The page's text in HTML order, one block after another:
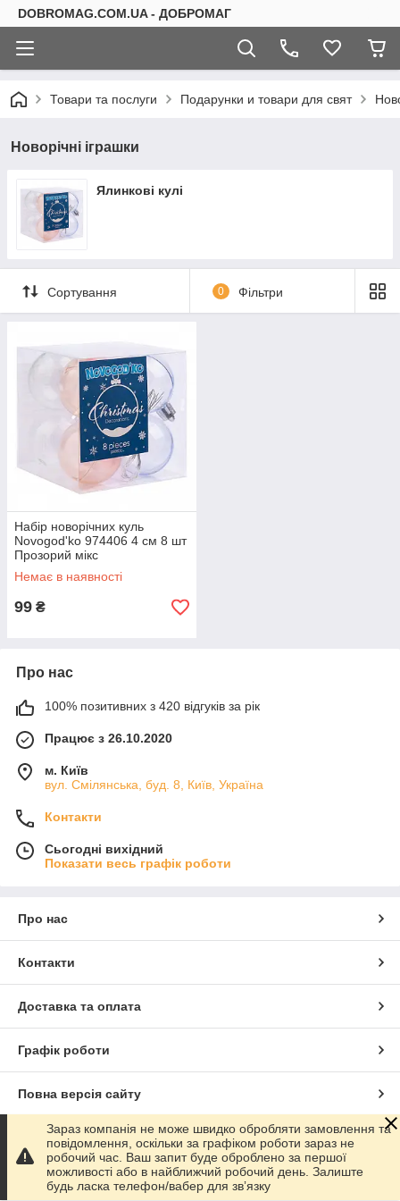
DOBROMAG.COM.UA - ДОБРОМАГ
Товари та послуги Подарунки и товари для свят
Новорічні іграшки
Ялинкові кулі
Сортування 0 Фільтри
Набір новорічних куль
Novogod'ko 974406 4 см 8 шт
Прозорий мікс
(5056574406620)
Немає в наявності
99 ₴
Про нас
100% позитивних з 420 відгуків за рік
Працює з 26.10.2020
м. Київ
вул. Смілянська, буд. 8, Київ, Україна
Контакти
Сьогодні вихідний
Показати весь графік роботи
Про нас
Контакти
Доставка та оплата
Графік роботи
Повна версія сайту
Сайт створено на маркетплейсіProm.ua
Політика конфіденційності
Зараз компанія не може швидко обробляти замовлення та
повідомлення, оскільки за графіком роботи зараз не
робочий час. Ваш запит буде оброблено за першої
можливості або в найближчий робочий день. Залиште
будь ласка телефон/вабер для звʼязку